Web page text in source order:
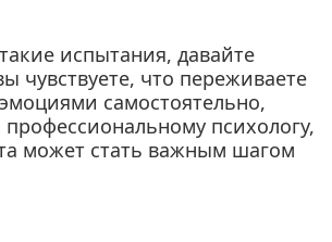
испытания, давайте
чувствуете, что переживаете
самостоятельно,
психологу,
может стать важным шагом